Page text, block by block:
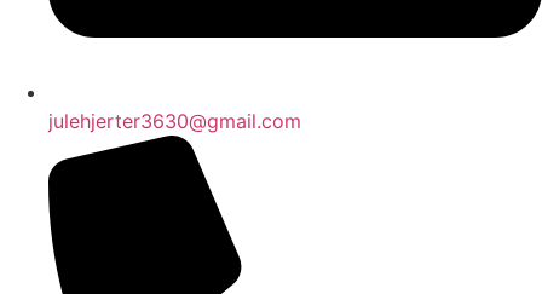
julehjerter3630@gmail.com